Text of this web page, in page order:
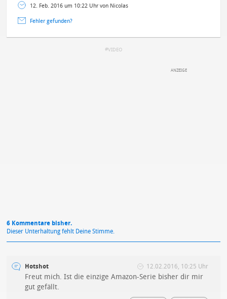
12. Feb. 2016 um 10:22 Uhr von Nicolas
Fehler gefunden?
VIDEO
6 Kommentare bisher.
Dieser Unterhaltung fehlt Deine Stimme.
Hotshot 12.02.2016, 10:25 Uhr
Freut mich. Ist die einzige Amazon-Serie bisher dir mir
gut gefällt.